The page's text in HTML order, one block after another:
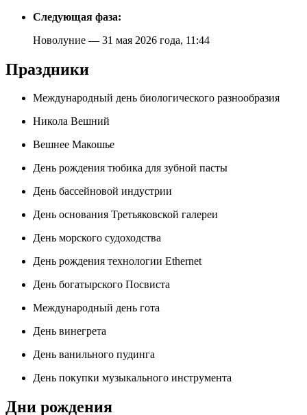
Следующая фаза:
Новолуние — 31 мая 2026 года, 11:44
Праздники
Международный день биологического разнообразия
Никола Вешний
Вешнее Макошье
День рождения тюбика для зубной пасты
День бассейновой индустрии
День основания Третьяковской галереи
День морского судоходства
День рождения технологии Ethernet
День богатырского Посвиста
Международный день гота
День винегрета
День ванильного пудинга
День покупки музыкального инструмента
Дни рождения